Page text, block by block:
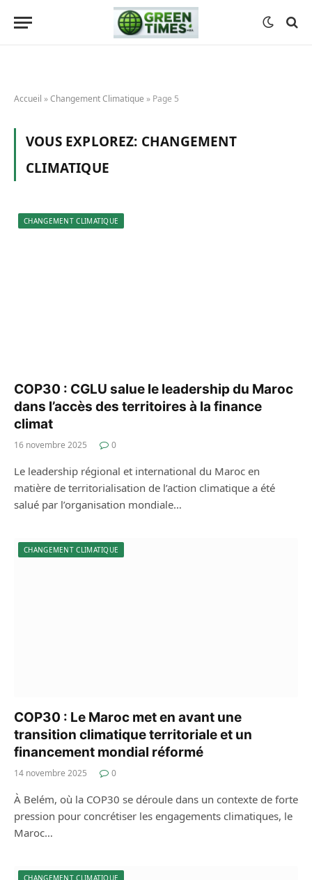
Accueil »Changement Climatique » Page 5
VOUS EXPLOREZ: CHANGEMENT
CLIMATIQUE
CHANGEMENT CLIMATIQUE
COP30 : CGLU salue le leadership du Maroc
dans l’accès des territoires à la finance
climat
16 novembre 2025 0
Le leadership régional et international du Maroc en
matière de territorialisation de l’action climatique a été
salué par l’organisation mondiale…
CHANGEMENT CLIMATIQUE
COP30 : Le Maroc met en avant une
transition climatique territoriale et un
financement mondial réformé
14 novembre 2025 0
À Belém, où la COP30 se déroule dans un contexte de forte
pression pour concrétiser les engagements climatiques, le
Maroc…
CHANGEMENT CLIMATIQUE